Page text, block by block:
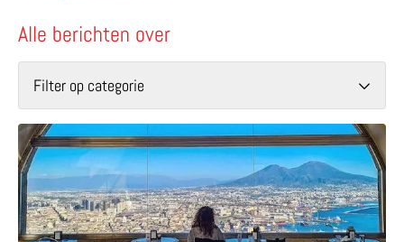
Alle berichten over
Filter op categorie
Lees meer over Ontdek de leukste tips van Felicia, jouw